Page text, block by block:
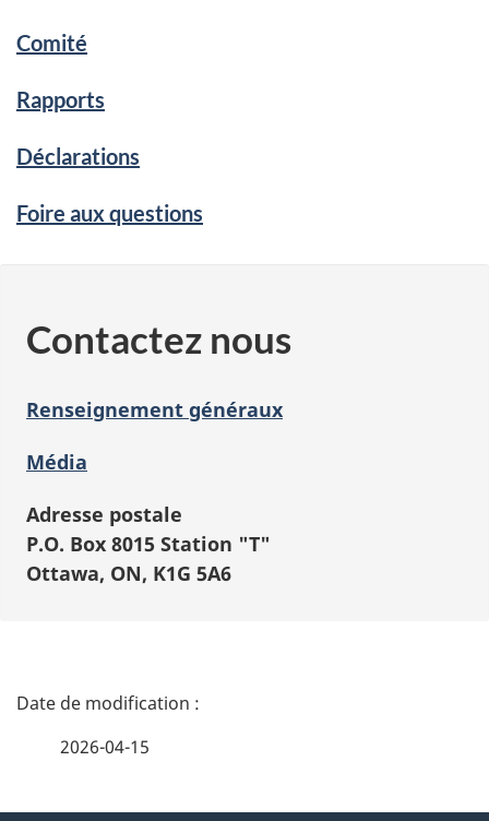
Comité
Rapports
Déclarations
Foire aux questions
Contactez nous
Renseignement généraux
Média
Adresse postale
P.O. Box 8015 Station "T"
Ottawa, ON, K1G 5A6
D
2026-04-15